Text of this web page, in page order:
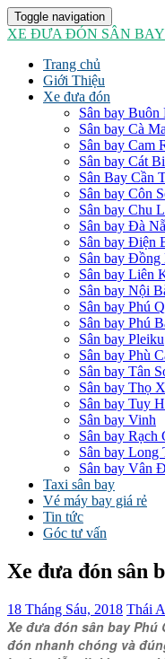
Toggle navigation
XE ĐƯA ĐÓN SÂN BAY
Trang chủ
Giới Thiệu
Xe đưa đón
Sân bay Buôn
Sân bay Cà
Sân bay Cam
Sân bay Cát Bi
Sân Bay Cần
Sân bay Côn
Sân bay Chu
Sân bay Đà
Sân bay Điện
Sân bay Đồng
Sân bay Liên
Sân bay Nội
Sân bay Phú
Sân bay Phú
Sân bay Pleiku
Sân bay Phù
Sân bay Tân
Sân bay Thọ
Sân bay Tuy
Sân bay Vinh
Sân bay Rạch
Sân bay Long
Sân bay Vân
Taxi sân bay
Vé máy bay giá rẻ
Tin tức
Góc tư vấn
Xe đưa đón sân
18 Tháng Sáu, 2018 Thái
Xe đưa đón sân bay
đón nhanh chóng và